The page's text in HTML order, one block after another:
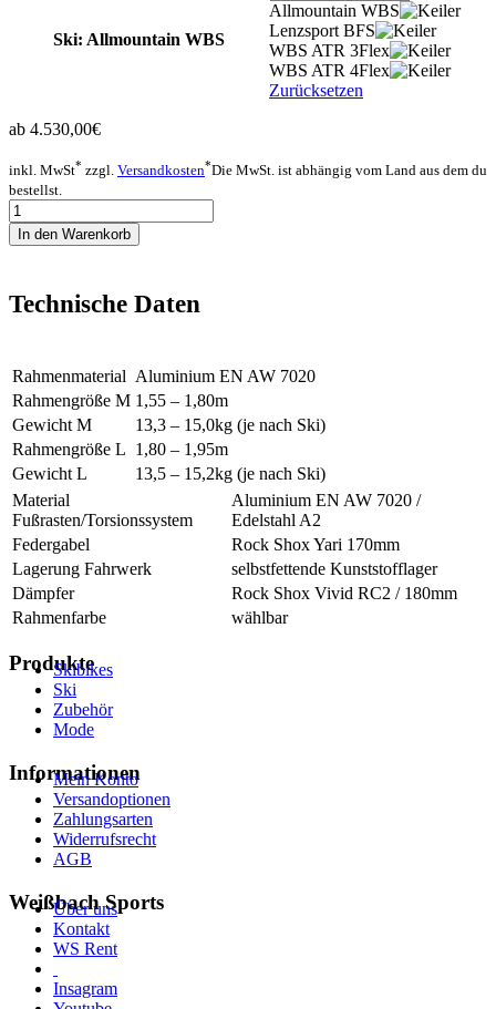
Ski: Allmountain WBS
Allmountain WBS
Lenzsport BFS
WBS ATR 3Flex
WBS ATR 4Flex
Zurücksetzen
ab 4.530,00€
inkl. MwSt* zzgl. Versandkosten*Die MwSt. ist abhängig vom Land aus dem du
bestellst.
Keiler
Menge
In den Warenkorb
Technische Daten
Rahmenmaterial Aluminium EN AW 7020
Rahmengröße M 1,55 – 1,80m
Gewicht M
13,3 – 15,0kg (je nach Ski)
Rahmengröße L 1,80 – 1,95m
Gewicht L
13,5 – 15,2kg (je nach Ski)
Material
Fußrasten/Torsionssystem
Aluminium EN AW 7020 /
Edelstahl A2
Federgabel
Rock Shox Yari 170mm
Lagerung Fahrwerk
selbstfettende Kunststofflager
Dämpfer
Rock Shox Vivid RC2 / 180mm
Rahmenfarbe
wählbar
Produkte
Skibikes
Ski
Zubehör
Mode
Informationen
Mein Konto
Versandoptionen
Zahlungsarten
Widerrufsrecht
AGB
Weißbach Sports
Über uns
Kontakt
WS Rent
Insagram